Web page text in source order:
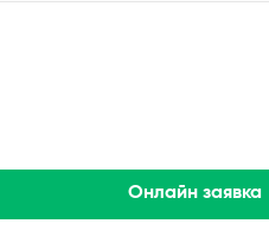
Онлайн заявка